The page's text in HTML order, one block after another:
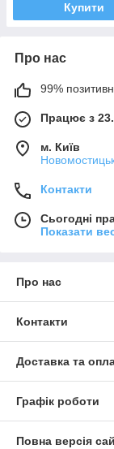
Купити
Про нас
99%
Працює з
м. Київ
Контакти
Сьогодні
Показати
Про нас
Контакти
Доставка та
Графік роботи
Повна версія